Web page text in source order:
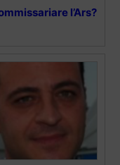
l’Ars?